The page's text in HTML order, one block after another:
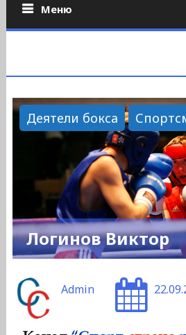
Меню
Деятели бокса
Логинов Виктор
Admin